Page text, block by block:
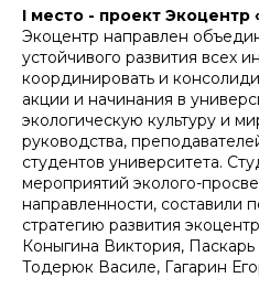
I место - проект
Экоцентр направлен
устойчивого развития всех
координировать и
акции и начинания в
экологическую культуру и
руководства,
студентов университета.
мероприятий эколого-
направленности,
стратегию развития
Коныгина Виктория,
Тодерюк Василе, Гагарин